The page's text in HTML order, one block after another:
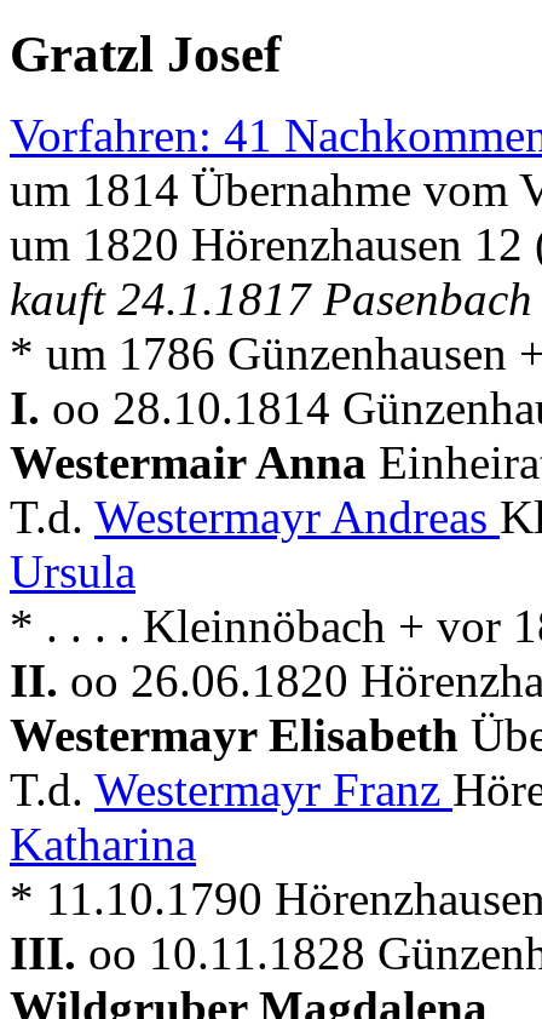
Gratzl Josef
Vorfahren: 41
um 1814 Übernahme vom
um 1820 Hörenzhausen
kauft 24.1.1817
* um 1786 Günzenhausen
I. oo 28.10.1814
Westermair Anna
T.d. Westermayr Andreas
Ursula
* . . . . Kleinnöbach + vor
II. oo 26.06.1820
Westermayr Elisabeth
T.d. Westermayr Franz
Katharina
* 11.10.1790
III. oo 10.11.1828
Wildgruber Magdalena